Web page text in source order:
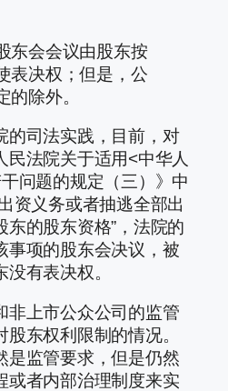
会会议由股东按
表决权；但是，公
的除外。
的司法实践，目前，对
民法院关于适用<中华人
问题的规定（三）》中
资义务或者抽逃全部出
东的股东资格”，法院的
事项的股东会决议，被
有表决权。
非上市公众公司的监管
东权利限制的情况。
是监管要求，但是仍然
或者内部治理制度来实